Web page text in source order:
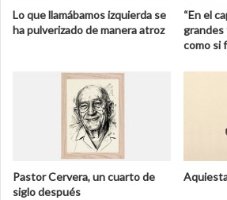
Lo que llamábamos izquierda se
ha pulverizado de manera atroz
“En el
grandes
como si
Pastor Cervera, un cuarto de
siglo después